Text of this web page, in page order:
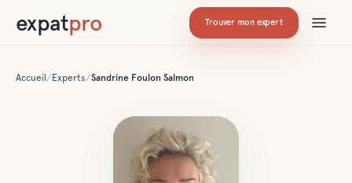
expatpro Trouver mon expert
Accueil / Experts/Sandrine Foulon Salmon